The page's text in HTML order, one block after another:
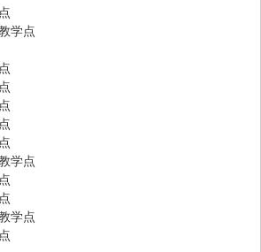
学点
学点
学点